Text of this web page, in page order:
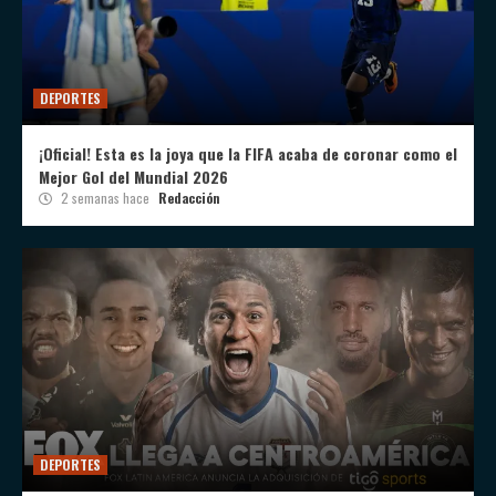
DEPORTES
¡Oficial! Esta es la joya que la FIFA acaba de coronar como el
Mejor Gol del Mundial 2026
2 semanas hace Redacción
DEPORTES